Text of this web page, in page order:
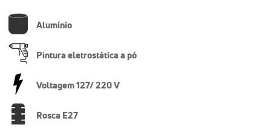
Alumínio
Pintura eletrostática a pó
Voltagem 127/ 220 V
Rosca E27